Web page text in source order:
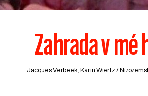
Zahrada v mé
Jacques Verbeek, Karin Wiertz /